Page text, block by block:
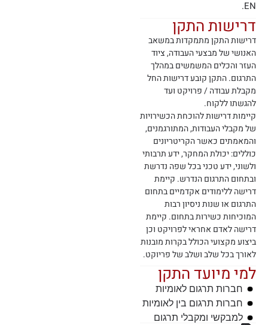
דרישות התקן
דרישות התקן מתמקדות במשאב
האנושי של מבצעי העבודה, ציוד
העזר והכלים המשמשים במהלך
התרגום. התקן קובע דרישות החל
מקבלת עבודה / פרויקט ועד
להגשתו ללקוח.
קיימות דרישות להוכחת הכשירויות
של מקבלי העבודות, המתורגמנים,
והמאמתים כאשר הקריטריונים
כוללים: יכולת המחקר, ידע תרבותי
ולשוני, ידע טכני בכל שפה נדרשת
ובתחום התרגום הנדרש. קיימת
דרישה ללימודים אקדמיים בתחום
התרגום או שנות ניסיון רבות
המוכיחות כשירות בתחום. קיימת
דרישה לאדם אחראי לפרויקט וכן
ביצוע מקצועי הכולל בקרות מובנות
לאורך בכל שלב ושלב של פריוקט.
למי מיועד התקן
חברות תרגום לאומיות
חברות תרגום בין לאומיות
למבקשי ומקבלי תרגום